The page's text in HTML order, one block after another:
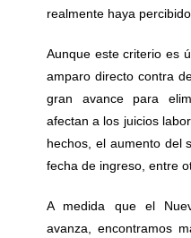
realmente haya
Aunque este criterio es
amparo directo contra
gran avance para
afectan a los juicios
hechos, el aumento del
fecha de ingreso, entre
A medida que el
avanza, encontramos